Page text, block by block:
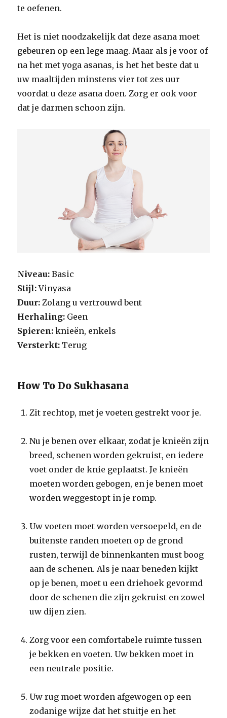
te oefenen.
Het is niet noodzakelijk dat deze asana moet
gebeuren op een lege maag. Maar als je voor of
na het met yoga asanas, is het het beste dat u
uw maaltijden minstens vier tot zes uur
voordat u deze asana doen. Zorg er ook voor
dat je darmen schoon zijn.
Niveau: Basic
Stijl:Vinyasa
Duur: Zolang u vertrouwd bent
Herhaling: Geen
Spieren: knieën, enkels
Versterkt: Terug
How To Do Sukhasana
Zit rechtop, met je voeten gestrekt voor je.
Nu je benen over elkaar, zodat je knieën zijn
breed, schenen worden gekruist, en iedere
voet onder de knie geplaatst. Je knieën
moeten worden gebogen, en je benen moet
worden weggestopt in je romp.
Uw voeten moet worden versoepeld, en de
buitenste randen moeten op de grond
rusten, terwijl de binnenkanten must boog
aan de schenen. Als je naar beneden kijkt
op je benen, moet u een driehoek gevormd
door de schenen die zijn gekruist en zowel
uw dijen zien.
Zorg voor een comfortabele ruimte tussen
je bekken en voeten. Uw bekken moet in
een neutrale positie.
Uw rug moet worden afgewogen op een
zodanige wijze dat het stuitje en het